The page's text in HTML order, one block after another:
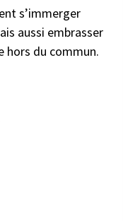
s’immerger
aussi embrasser
hors du commun.